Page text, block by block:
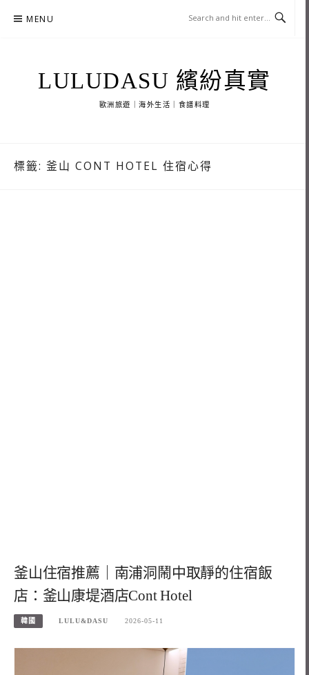
MENU
LULUDASU 繽紛真實
歐洲旅遊｜海外生活｜食譜料理
標籤: 釜山 CONT HOTEL 住宿心得
釜山住宿推薦｜南浦洞鬧中取靜的住宿飯
店：釜山康堤酒店Cont Hotel
韓國 LULU&DASU 2026-05-11